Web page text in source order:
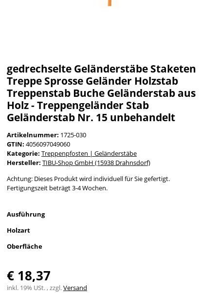
gedrechselte Geländerstäbe Staketen
Treppe Sprosse Geländer Holzstab
Treppenstab Buche Geländerstab aus
Holz - Treppengeländer Stab
Geländerstab Nr. 15 unbehandelt
Artikelnummer: 1725-030
GTIN: 4056097049060
Kategorie: Treppenpfosten | Geländerstäbe
Hersteller: TIBU-Shop GmbH (15938 Drahnsdorf)
Achtung: Dieses Produkt wird individuell für Sie gefertigt.
Fertigungszeit beträgt 3-4 Wochen.
Ausführung
Holzart
Oberfläche
€ 18,37
inkl. 19% USt. , zzgl.Versand